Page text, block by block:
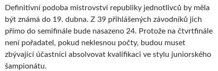
Definitivní podoba mistrovství republiky jednotlivců by měla
být známá do 19. dubna. Z 39 přihlášených závodníků jich
přímo do semifinále bude nasazeno 24. Protože na čtvrtfinále
není pořadatel, pokud neklesnou počty, budou muset
zbývající účastníci absolvovat kvalifikaci ve stylu juniorského
šampionátu.